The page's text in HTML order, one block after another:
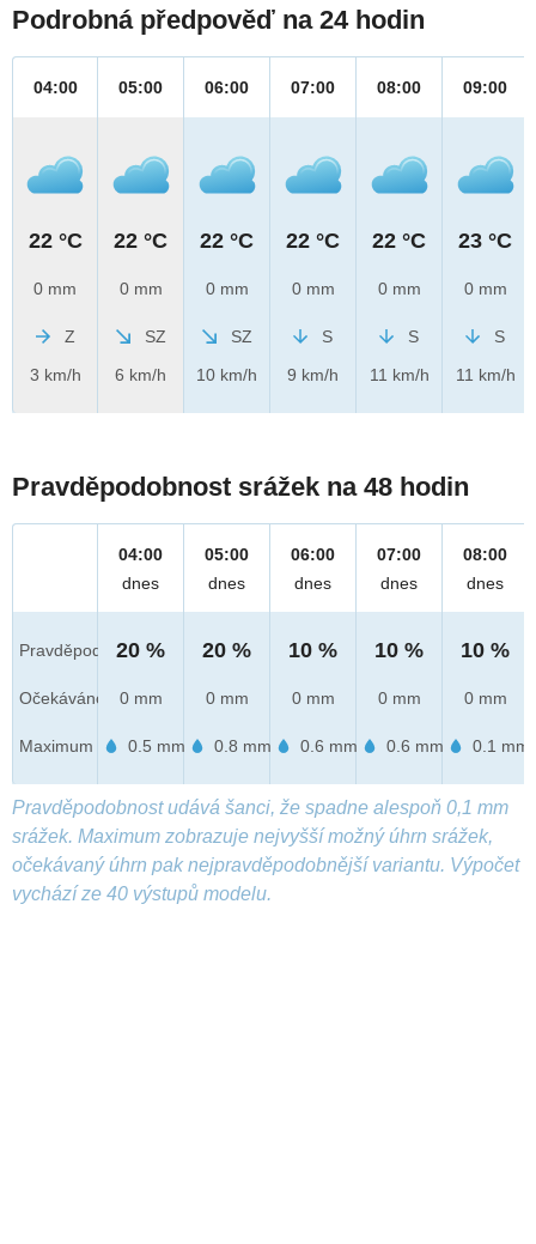
Podrobná předpověď na 24 hodin
04:00
22 °C
0 mm
Z
3 km/h
05:00
22 °C
0 mm
SZ
6 km/h
06:00
22 °C
0 mm
SZ
10 km/h
07:00
22 °C
0 mm
S
9 km/h
08:00
22 °C
0 mm
S
11 km/h
09:00
23 °C
0 mm
S
11 km/h
Pravděpodobnost srážek na 48 hodin
Pravděpod.
Očekáváno
Maximum
04:00
dnes
20 %
0 mm
0.5 mm
05:00
dnes
20 %
0 mm
0.8 mm
06:00
dnes
10 %
0 mm
0.6 mm
07:00
dnes
10 %
0 mm
0.6 mm
08:00
dnes
10 %
0 mm
0.1 mm
Pravděpodobnost udává šanci, že spadne alespoň 0,1 mm
srážek. Maximum zobrazuje nejvyšší možný úhrn srážek,
očekávaný úhrn pak nejpravděpodobnější variantu. Výpočet
vychází ze 40 výstupů modelu.